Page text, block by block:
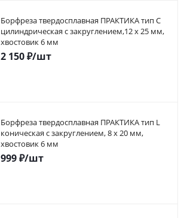
Борфреза твердосплавная ПРАКТИКА тип C
цилиндрическая с закруглением,12 х 25 мм,
хвостовик 6 мм
2 150₽/шт
Борфреза твердосплавная ПРАКТИКА тип L
коническая с закруглением, 8 х 20 мм,
хвостовик 6 мм
999₽/шт